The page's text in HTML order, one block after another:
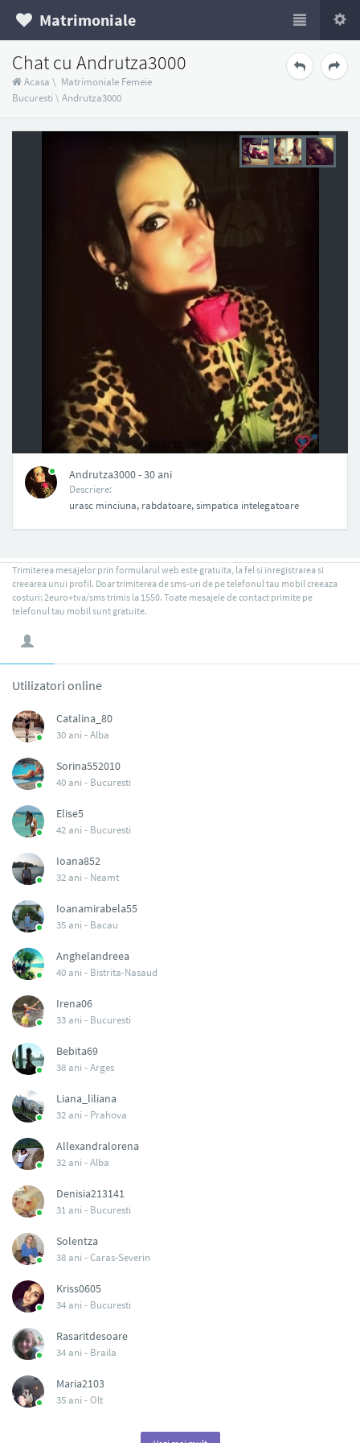
Matrimoniale
Chat cu Andrutza3000
Acasa \ Matrimoniale Femeie
Bucuresti \ Andrutza3000
Andrutza3000 - 30 ani
Descriere:
urasc minciuna, rabdatoare, simpatica intelegatoare
Trimiterea mesajelor prin formularul web este gratuita, la fel si inregistrarea si
creearea unui profil. Doar trimiterea de sms-uri de pe telefonul tau mobil creeaza
costuri: 2euro+tva/sms trimis la 1550. Toate mesajele de contact primite pe
telefonul tau mobil sunt gratuite.
Utilizatori online
Catalina_80
30 ani -Alba
Sorina552010
40 ani - Bucuresti
Elise5
42 ani - Bucuresti
Ioana852
32 ani - Neamt
Ioanamirabela55
35 ani - Bacau
Anghelandreea
40 ani - Bistrita-Nasaud
Irena06
33 ani - Bucuresti
Bebita69
38 ani -Arges
Liana_liliana
32 ani - Prahova
Allexandralorena
32 ani -Alba
Denisia213141
31 ani - Bucuresti
Solentza
38 ani -Caras-Severin
Kriss0605
34 ani - Bucuresti
Rasaritdesoare
34 ani - Braila
Maria2103
35 ani -Olt